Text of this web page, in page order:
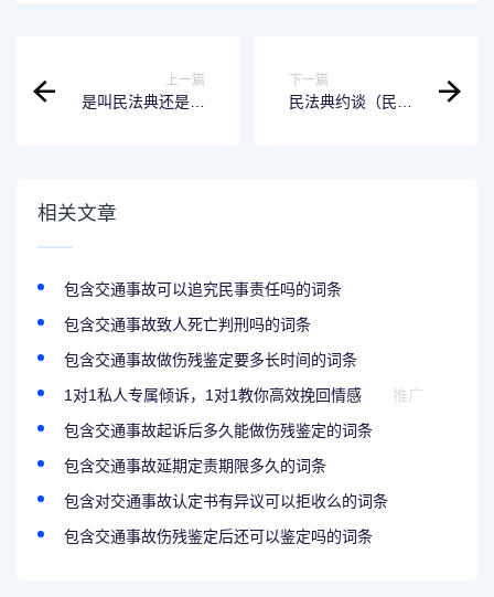
上一篇
是叫民法典还是民
下一篇
民法典约谈（民法
相关文章
包含交通事故可以追究民事责任吗的词条
包含交通事故致人死亡判刑吗的词条
包含交通事故做伤残鉴定要多长时间的词条
1对1私人专属倾诉，1对1教你高效挽回情感
推广
包含交通事故起诉后多久能做伤残鉴定的词条
包含交通事故延期定责期限多久的词条
包含对交通事故认定书有异议可以拒收么的词条
包含交通事故伤残鉴定后还可以鉴定吗的词条